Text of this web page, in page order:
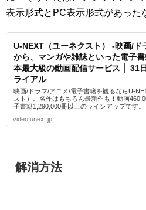
表示形式とPC表示形式があった
U-NEXT（ユーネクスト） -映画/ド
から、マンガや雑誌といった電子書
本最大級の動画配信サービス │ 31
ライアル
映画/ドラマ/アニメ/電子書籍を観るならU-
スト）。名作はもちろん最新作も！動画
子書籍1,290,000冊以上のラインアップです。
video.unext.jp
解消方法